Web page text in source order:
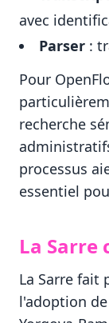
avec
Parser :
Pour
recherche
processus
essentiel
La Sarre
La Sarre fait
l'adoption de